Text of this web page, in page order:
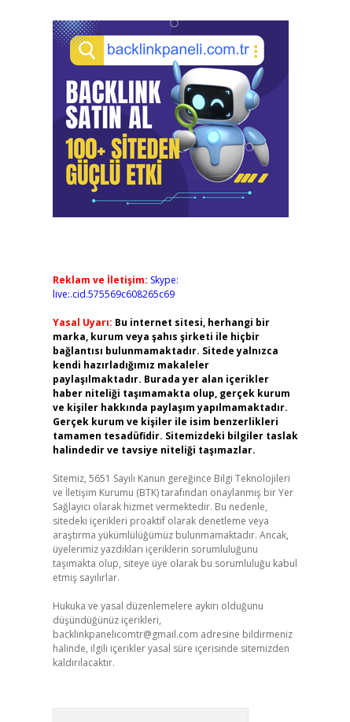
Reklam ve İletişim: Skype:
live:.cid.575569c608265c69
Yasal Uyarı: Bu internet sitesi, herhangi bir
marka, kurum veya şahıs şirketi ile hiçbir
bağlantısı bulunmamaktadır. Sitede yalnızca
kendi hazırladığımız makaleler
paylaşılmaktadır. Burada yer alan içerikler
haber niteliği taşımamakta olup, gerçek kurum
ve kişiler hakkında paylaşım yapılmamaktadır.
Gerçek kurum ve kişiler ile isim benzerlikleri
tamamen tesadüfidir. Sitemizdeki bilgiler taslak
halindedir ve tavsiye niteliği taşımazlar.
Sitemiz, 5651 Sayılı Kanun gereğince Bilgi Teknolojileri
ve İletişim Kurumu (BTK) tarafından onaylanmış bir Yer
Sağlayıcı olarak hizmet vermektedir. Bu nedenle,
sitedeki içerikleri proaktif olarak denetleme veya
araştırma yükümlülüğümüz bulunmamaktadır. Ancak,
üyelerimiz yazdıkları içeriklerin sorumluluğunu
taşımakta olup, siteye üye olarak bu sorumluluğu kabul
etmiş sayılırlar.
Hukuka ve yasal düzenlemelere aykırı olduğunu
düşündüğünüz içerikleri,
backlinkpanelicomtr@gmail.com adresine bildirmeniz
halinde, ilgili içerikler yasal süre içerisinde sitemizden
kaldırılacaktır.